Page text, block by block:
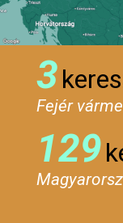
3
Fejér
129